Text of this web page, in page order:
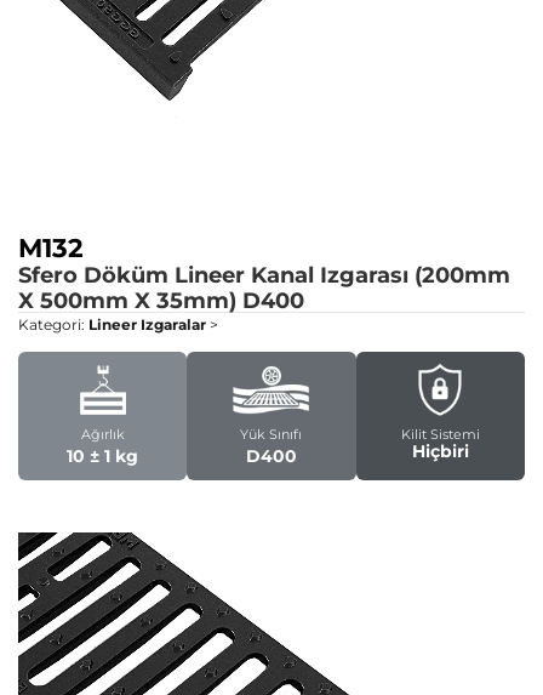
M132
Sfero Döküm Lineer Kanal Izgarası (200mm
X 500mm X 35mm) D400
Kategori: Lineer Izgaralar >
Ağırlık
10 ± 1 kg
Yük Sınıfı
D400
Kilit Sistemi
Hiçbiri